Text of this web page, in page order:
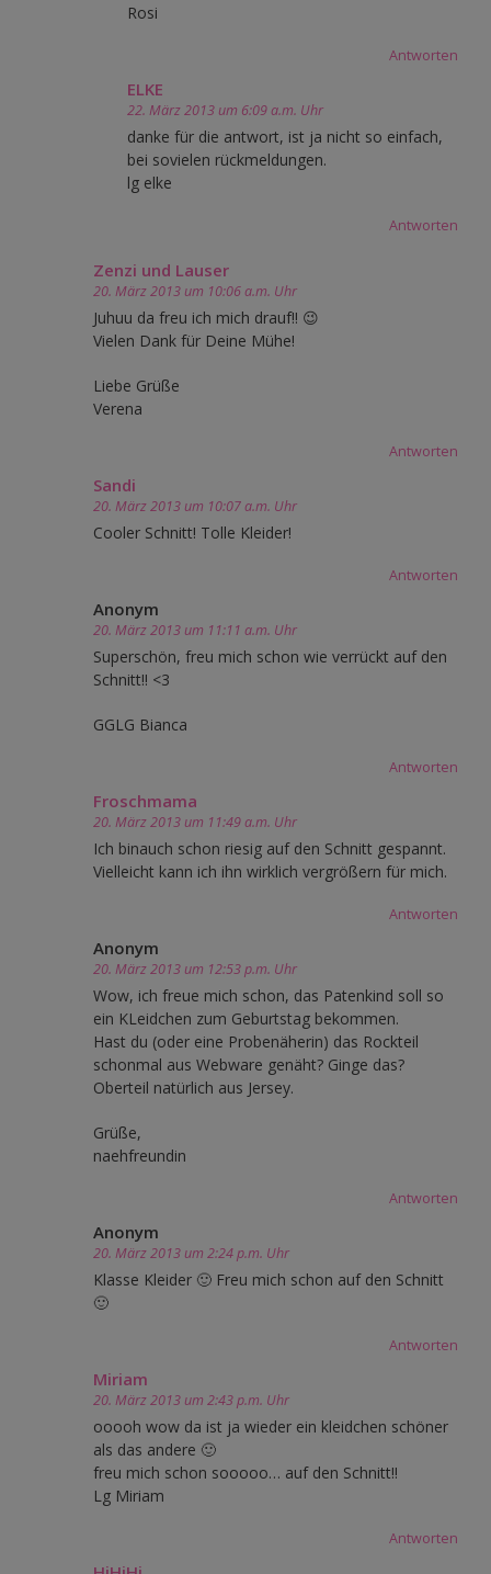
Rosi
Antworten
ELKE
22. März 2013 um 6:09 a.m. Uhr
danke für die antwort, ist ja nicht so einfach,
bei sovielen rückmeldungen.
lg elke
Antworten
Zenzi und Lauser
20. März 2013 um 10:06 a.m. Uhr
Juhuu da freu ich mich drauf!! 😉
Vielen Dank für Deine Mühe!
Liebe Grüße
Verena
Antworten
Sandi
20. März 2013 um 10:07 a.m. Uhr
Cooler Schnitt! Tolle Kleider!
Antworten
Anonym
20. März 2013 um 11:11 a.m. Uhr
Superschön, freu mich schon wie verrückt auf den
Schnitt!! <3
GGLG Bianca
Antworten
Froschmama
20. März 2013 um 11:49 a.m. Uhr
Ich binauch schon riesig auf den Schnitt gespannt.
Vielleicht kann ich ihn wirklich vergrößern für mich.
Antworten
Anonym
20. März 2013 um 12:53 p.m. Uhr
Wow, ich freue mich schon, das Patenkind soll so
ein KLeidchen zum Geburtstag bekommen.
Hast du (oder eine Probenäherin) das Rockteil
schonmal aus Webware genäht? Ginge das?
Oberteil natürlich aus Jersey.
Grüße,
naehfreundin
Antworten
Anonym
20. März 2013 um 2:24 p.m. Uhr
Klasse Kleider 🙂 Freu mich schon auf den Schnitt
🙂
Antworten
Miriam
20. März 2013 um 2:43 p.m. Uhr
ooooh wow da ist ja wieder ein kleidchen schöner
als das andere 🙂
freu mich schon sooooo… auf den Schnitt!!
Lg Miriam
Antworten